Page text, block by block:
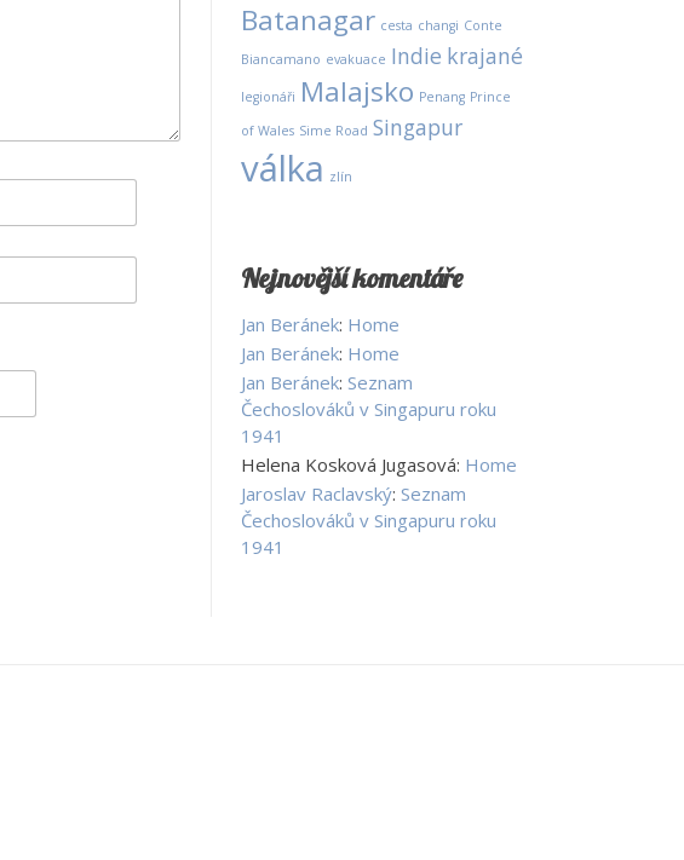
Batanagar cesta changi Conte
Biancamano evakuace Indie krajané
legionáři Malajsko Penang Prince
of Wales Sime Road Singapur
válka zlín
Nejnovější komentáře
Jan Beránek: Home
Jan Beránek: Home
Jan Beránek:Seznam
Čechoslováků v Singapuru roku
1941
Helena Kosková Jugasová: Home
Jaroslav Raclavský:Seznam
Čechoslováků v Singapuru roku
1941